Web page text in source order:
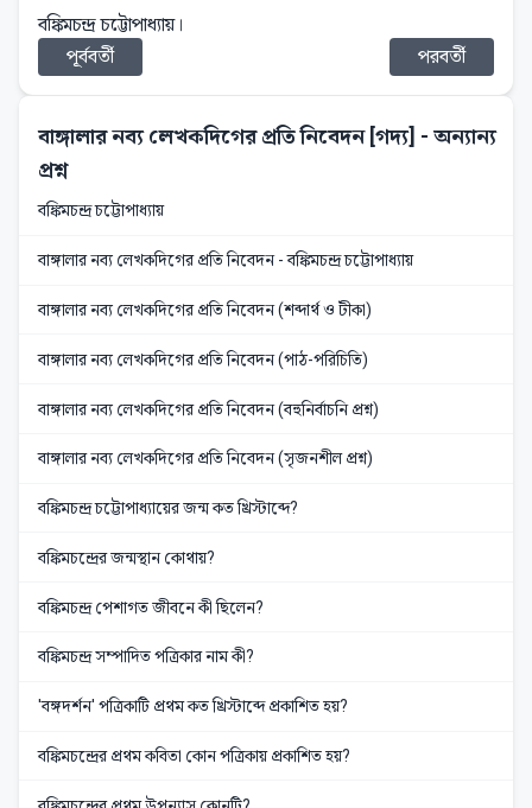
বঙ্কিমচন্দ্র চট্টোপাধ্যায়।
পূর্ববর্তী
পরবর্তী
বাঙ্গালার নব্য লেখকদিগের প্রতি নিবেদন [গদ্য] - অন্যান্য
প্রশ্ন
বঙ্কিমচন্দ্র চট্টোপাধ্যায়
বাঙ্গালার নব্য লেখকদিগের প্রতি নিবেদন - বঙ্কিমচন্দ্র চট্টোপাধ্যায়
বাঙ্গালার নব্য লেখকদিগের প্রতি নিবেদন (শব্দার্থ ও টীকা)
বাঙ্গালার নব্য লেখকদিগের প্রতি নিবেদন (পাঠ-পরিচিতি)
বাঙ্গালার নব্য লেখকদিগের প্রতি নিবেদন (বহুনির্বাচনি প্রশ্ন)
বাঙ্গালার নব্য লেখকদিগের প্রতি নিবেদন (সৃজনশীল প্রশ্ন)
বঙ্কিমচন্দ্র চট্টোপাধ্যায়ের জন্ম কত খ্রিস্টাব্দে?
বঙ্কিমচন্দ্রের জন্মস্থান কোথায়?
বঙ্কিমচন্দ্র পেশাগত জীবনে কী ছিলেন?
বঙ্কিমচন্দ্র সম্পাদিত পত্রিকার নাম কী?
'বঙ্গদর্শন' পত্রিকাটি প্রথম কত খ্রিস্টাব্দে প্রকাশিত হয়?
বঙ্কিমচন্দ্রের প্রথম কবিতা কোন পত্রিকায় প্রকাশিত হয়?